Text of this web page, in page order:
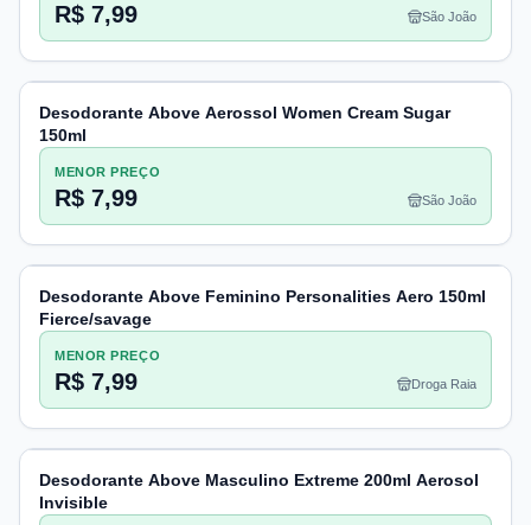
R$ 7,99 São João
Desodorante Above Aerossol Women Cream Sugar
150ml
MENOR PREÇO
R$ 7,99 São João
Desodorante Above Feminino Personalities Aero 150ml
Fierce/savage
MENOR PREÇO
R$ 7,99 Droga Raia
Desodorante Above Masculino Extreme 200ml Aerosol
Invisible